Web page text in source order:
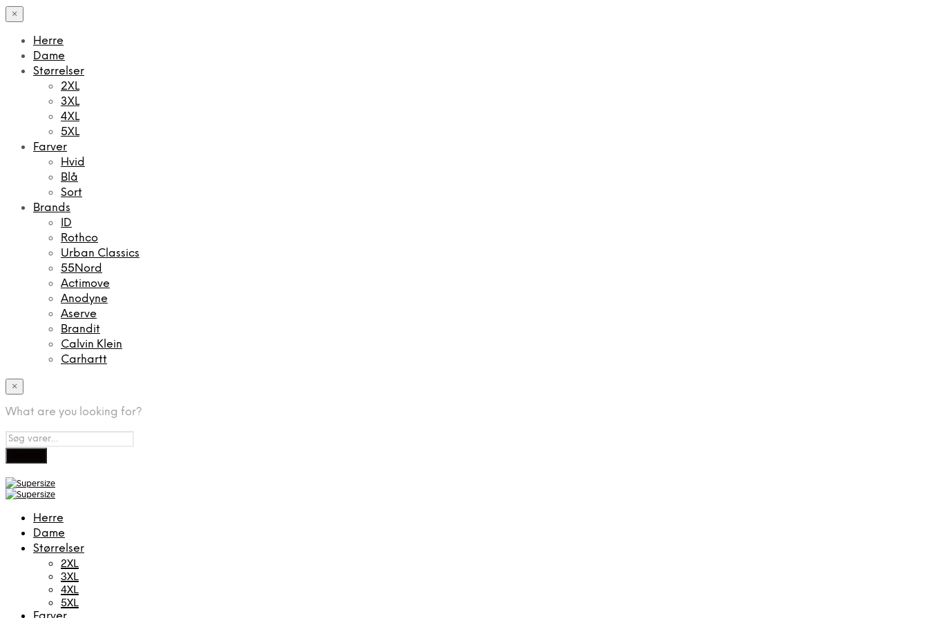
×
Herre
Dame
Størrelser
2XL
3XL
4XL
5XL
Farver
Hvid
Blå
Sort
Brands
ID
Rothco
Urban Classics
55Nord
Actimove
Anodyne
Aserve
Brandit
Calvin Klein
Carhartt
×
What are you looking for?
Herre
Dame
Størrelser
2XL
3XL
4XL
5XL